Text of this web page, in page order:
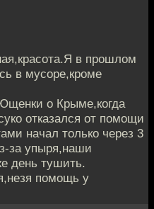
в прошлом
в мусоре,кроме
о Крыме,когда
отказался от помощи
начал только через 3
за упыря,наши
день тушить.
помощь у